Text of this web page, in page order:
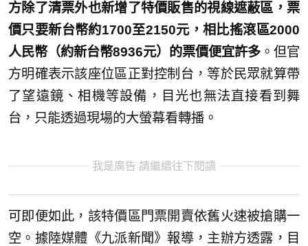
方除了清票外也新增了特價販售的視線遮蔽區，票
價只要新台幣約1700至2150元，相比搖滾區2000
人民幣（約新台幣8936元）的票價便宜許多 。但官
方明確表示該座位區正對控制台，等於民眾就算帶
了望遠鏡、相機等設備，目光也無法直接看到舞
台，只能透過現場的大螢幕看轉播。
我是廣告 請繼續往下閱讀
可即便如此，該特價區門票開賣依舊火速被搶購一
空。據陸媒體《九派新聞》報導，主辦方透露，目